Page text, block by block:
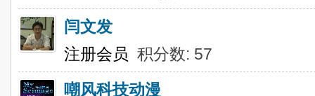
闫文发
注册会员 积分数: 57
嘲风科技动漫